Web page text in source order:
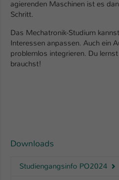
agierenden Maschinen ist es
Schritt.
Das Mechatronik-Studium
Interessen anpassen. Auch ein
problemlos integrieren. Du
brauchst!
Downloads
Studiengangsinfo PO2024